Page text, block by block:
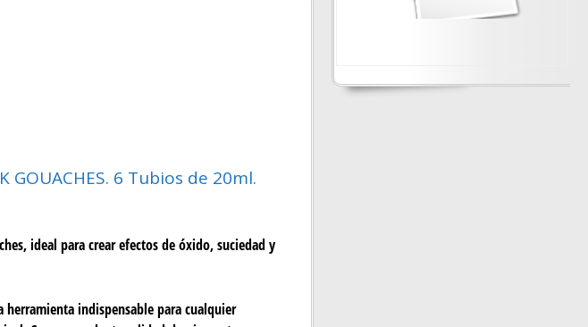
GOUACHES. 6 Tubios de 20ml.
ideal para crear efectos de óxido, suciedad y
herramienta indispensable para cualquier